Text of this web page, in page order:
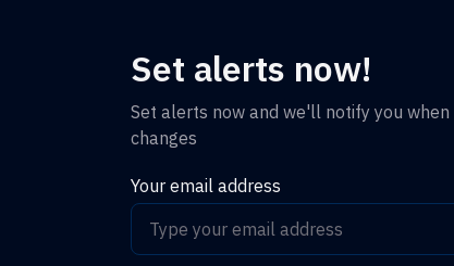
Set alerts now!
Set alerts now and we'll notify you
changes
Your email address